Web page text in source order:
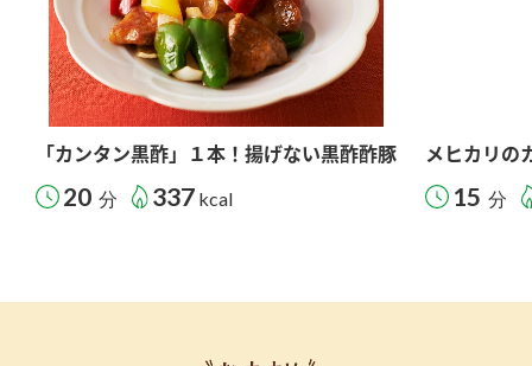
「カンタン黒酢」１本！揚げない黒酢酢豚
20 分 337 kcal
メヒカリの
15 分